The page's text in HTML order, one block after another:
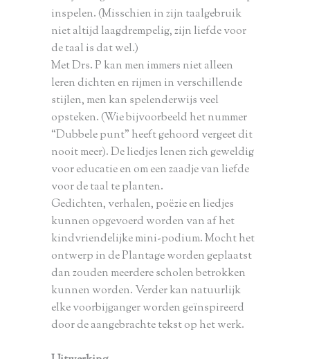
inspelen. (Misschien in zijn taalgebruik
niet altijd laagdrempelig, zijn liefde voor
de taal is dat wel.)
Met Drs. P kan men immers niet alleen
leren dichten en rijmen in verschillende
stijlen, men kan spelenderwijs veel
opsteken. (Wie bijvoorbeeld het nummer
“Dubbele punt” heeft gehoord vergeet dit
nooit meer). De liedjes lenen zich geweldig
voor educatie en om een zaadje van liefde
voor de taal te planten.
Gedichten, verhalen, poëzie en liedjes
kunnen opgevoerd worden van af het
kindvriendelijke mini-podium. Mocht het
ontwerp in de Plantage worden geplaatst
dan zouden meerdere scholen betrokken
kunnen worden. Verder kan natuurlijk
elke voorbijganger worden geïnspireerd
door de aangebrachte tekst op het werk.